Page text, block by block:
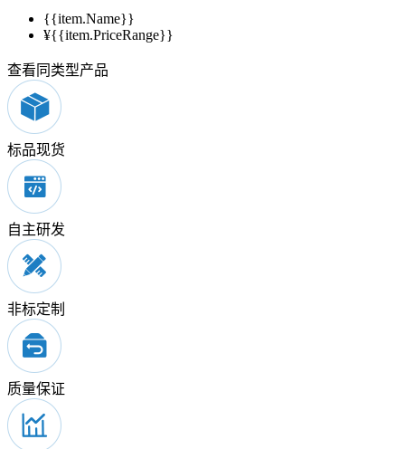
{{item.Name}}
¥{{item.PriceRange}}
查看同类型产品
标品现货
自主研发
非标定制
质量保证